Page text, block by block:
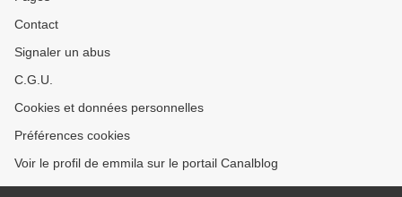
Contact
Signaler un abus
C.G.U.
Cookies et données personnelles
Préférences cookies
Voir le profil de emmila sur le portail Canalblog